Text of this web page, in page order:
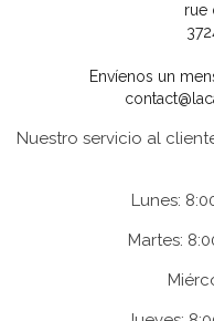
rue
Envíenos un
Nuestro servicio al
Lunes:
Martes: